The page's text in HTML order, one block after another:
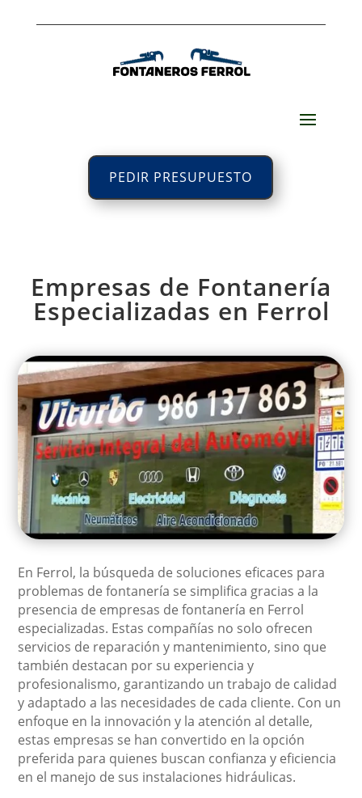
PEDIR PRESUPUESTO
Empresas de Fontanería
Especializadas en Ferrol
En Ferrol, la búsqueda de soluciones eficaces para
problemas de fontanería se simplifica gracias a la
presencia de empresas de fontanería en Ferrol
especializadas. Estas compañías no solo ofrecen
servicios de reparación y mantenimiento, sino que
también destacan por su experiencia y
profesionalismo, garantizando un trabajo de calidad
y adaptado a las necesidades de cada cliente. Con un
enfoque en la innovación y la atención al detalle,
estas empresas se han convertido en la opción
preferida para quienes buscan confianza y eficiencia
en el manejo de sus instalaciones hidráulicas.